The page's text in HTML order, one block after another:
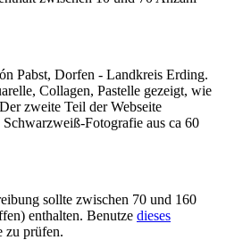
Pabst, Dorfen - Landkreis Erding.
Collagen, Pastelle gezeigt, wie
zweite Teil der Webseite
Fotografie aus ca 60
sollte zwischen 70 und 160
enthalten. Benutze dieses
zu prüfen.